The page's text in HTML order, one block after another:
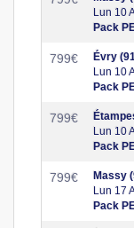
Lun 10
Pack
799€
Évry
Lun 10
Pack
799€
Lun 10
Pack
799€
Massy
Lun 17
Pack